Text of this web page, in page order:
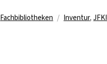
Kategorien
Fachbibliotheken Schlagwörter
Inventur,JFKI